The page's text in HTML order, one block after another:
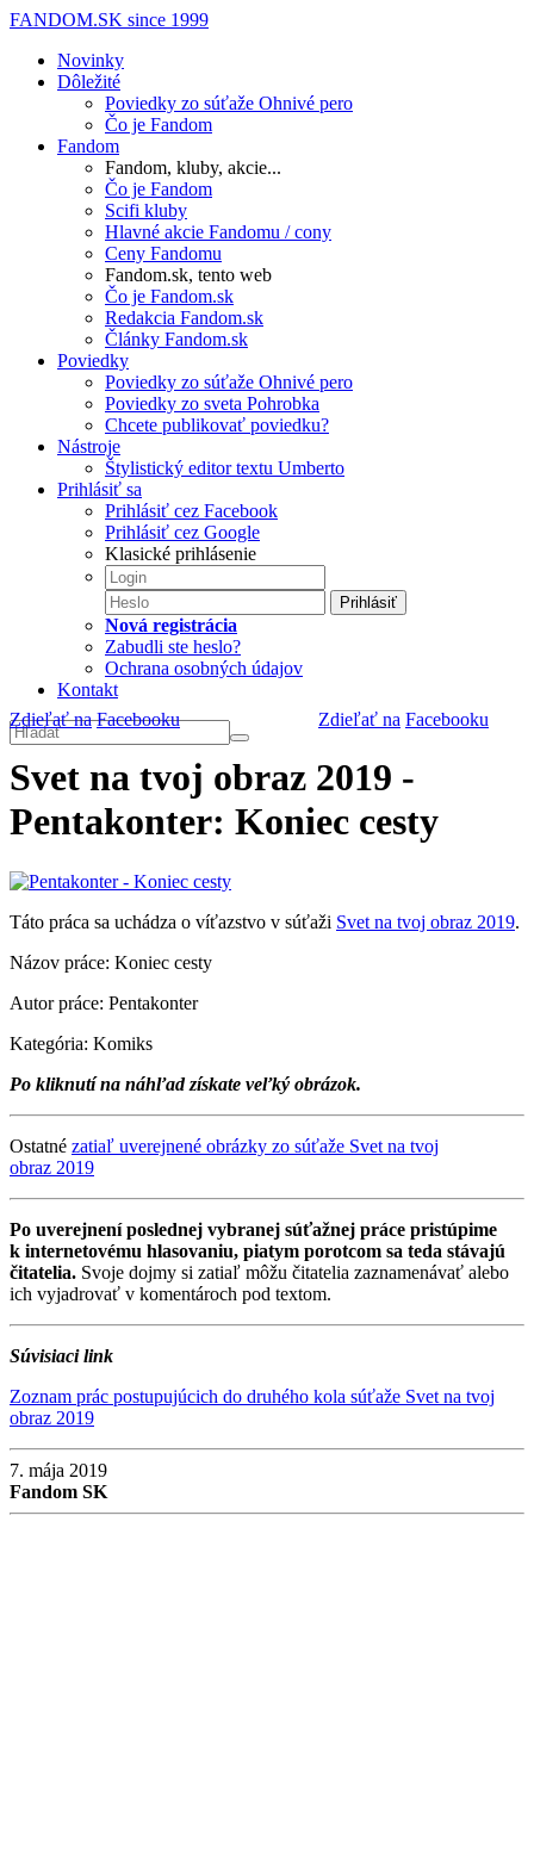
FANDOM.SK since 1999
Novinky
Dôležité
Poviedky zo súťaže Ohnivé pero
Čo je Fandom
Fandom
Fandom, kluby, akcie...
Čo je Fandom
Scifi kluby
Hlavné akcie Fandomu / cony
Ceny Fandomu
Fandom.sk, tento web
Čo je Fandom.sk
Redakcia Fandom.sk
Články Fandom.sk
Poviedky
Poviedky zo súťaže Ohnivé pero
Poviedky zo sveta Pohrobka
Chcete publikovať poviedku?
Nástroje
Štylistický editor textu Umberto
Prihlásiť sa
Prihlásiť cez Facebook
Prihlásiť cez Google
Klasické prihlásenie
Prihlásiť
Nová registrácia
Zabudli ste heslo?
Ochrana osobných údajov
Kontakt
Zdieľať na Facebooku
Zdieľať na Facebooku
Svet na tvoj obraz 2019 -
Pentakonter: Koniec cesty
Táto práca sa uchádza o víťazstvo v súťaži Svet na tvoj obraz 2019.
Názov práce: Koniec cesty
Autor práce: Pentakonter
Kategória: Komiks
Po kliknutí na náhľad získate veľký obrázok.
Ostatné zatiaľ uverejnené obrázky zo súťaže Svet na tvoj
obraz 2019
Po uverejnení poslednej vybranej súťažnej práce pristúpime
k internetovému hlasovaniu, piatym porotcom sa teda stávajú
čitatelia. Svoje dojmy si zatiaľ môžu čitatelia zaznamenávať alebo
ich vyjadrovať v komentároch pod textom.
Súvisiaci link
Zoznam prác postupujúcich do druhého kola súťaže Svet na tvoj
obraz 2019
7. mája 2019
Fandom SK